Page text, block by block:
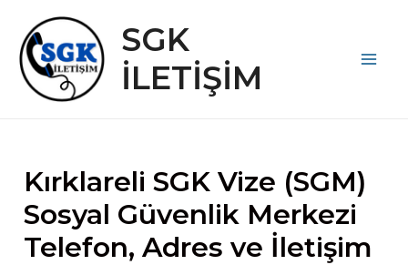
atla
SGK
İLETİŞİM
Kırklareli SGK Vize (SGM)
Sosyal Güvenlik Merkezi
Telefon, Adres ve İletişim